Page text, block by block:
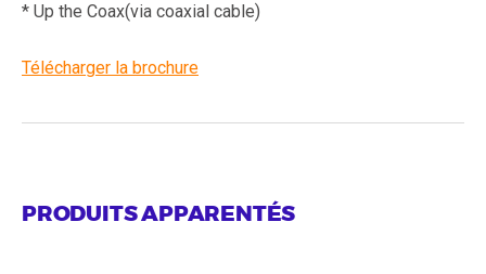
* Up the Coax(via coaxial cable)
Télécharger la brochure
PRODUITS APPARENTÉS